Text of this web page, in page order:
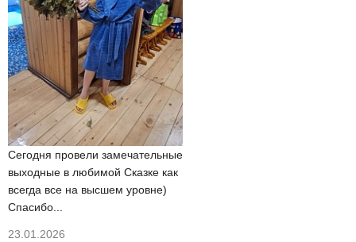
Сегодня провели замечательные
выходные в любимой Сказке как
всегда все на высшем уровне)
Спасибо...
23.01.2026